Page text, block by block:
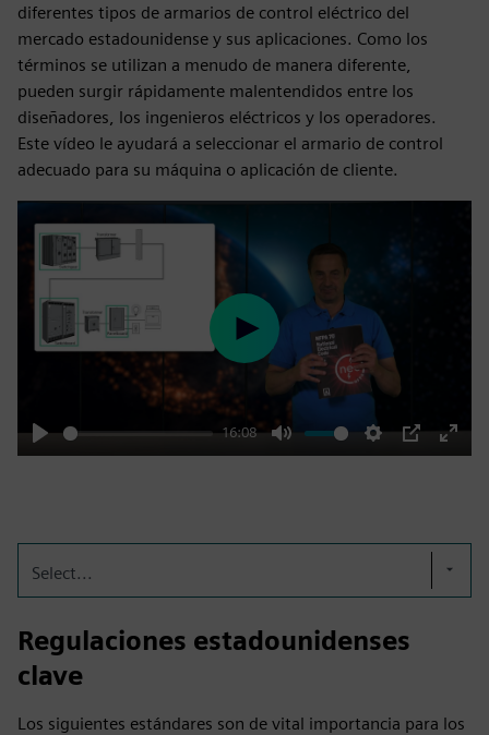
diferentes tipos de armarios de control eléctrico del
mercado estadounidense y sus aplicaciones. Como los
términos se utilizan a menudo de manera diferente,
pueden surgir rápidamente malentendidos entre los
diseñadores, los ingenieros eléctricos y los operadores.
Este vídeo le ayudará a seleccionar el armario de control
adecuado para su máquina o aplicación de cliente.
Play
16:08
Mute Settings
PIP
Enter
Play
Select...
Regulaciones estadounidenses
clave
Los siguientes estándares son de vital importancia para los